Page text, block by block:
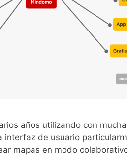
años utilizando con
interfaz de usuario
mapas en modo